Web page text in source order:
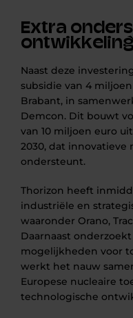
Extra
Naast deze
subsidie van 4
Brabant, in
Demcon. Dit bouwt
van 10 miljoen euro
2030, dat innovatieve
ondersteunt.
Thorizon heeft
industriële en
waaronder Orano,
Daarnaast
mogelijkheden voor
werkt het nauw
Europese nucleaire
technologische